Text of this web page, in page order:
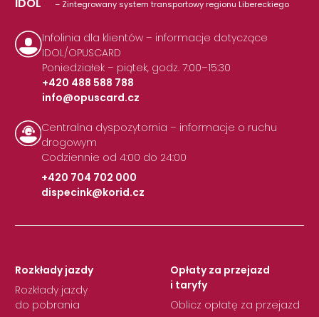
– Zintegrowany system transportowy regionu Libereckiego
Infolinia dla klientów – informacje dotyczące
IDOL/OPUSCARD
Poniedziałek – piątek, godz. 7:00–15:30
+420 488 588 788
|
info@opuscard.cz
Centralna dyspozytornia – informacje o ruchu
drogowym
Codziennie od 4:00 do 24:00
+420 704 702 000
|
dispecink@korid.cz
Rozkłady jazdy
Rozkłady jazdy
do pobrania
Opłaty za przejazd
i taryfy
Oblicz opłatę za przejazd